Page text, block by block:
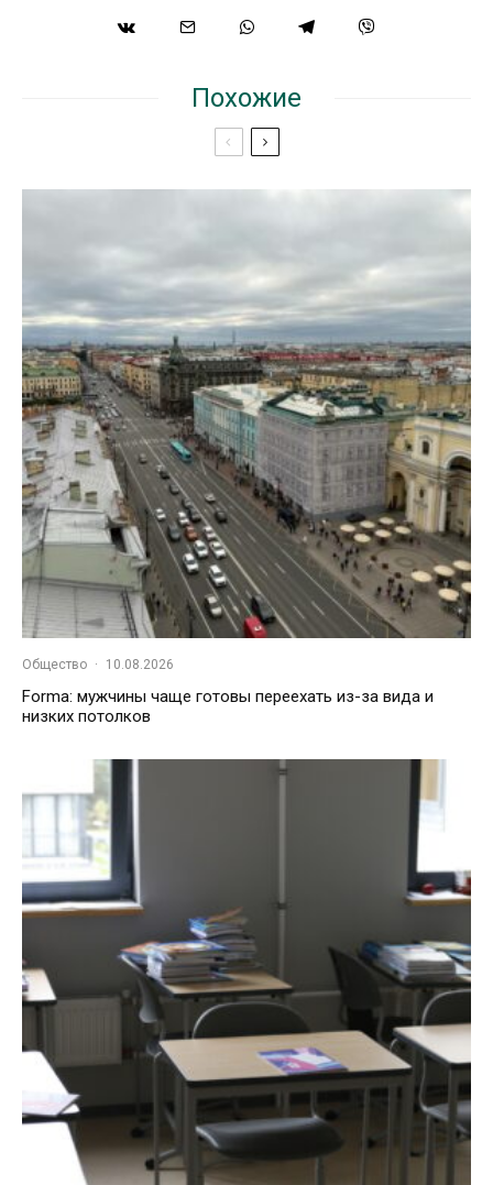
Похожие
Общество · 10.08.2026
Forma: мужчины чаще готовы переехать из-за вида и
низких потолков